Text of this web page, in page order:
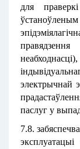
для
электрычнай
паслуг у
7.8.